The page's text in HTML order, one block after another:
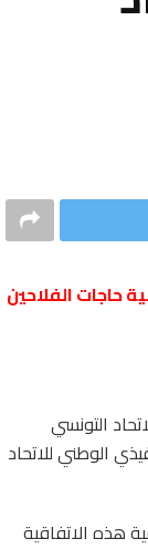
حاجات الفلاحين
الاتحاد التونسي
الوطني للاتحاد
هذه الاتفاقية